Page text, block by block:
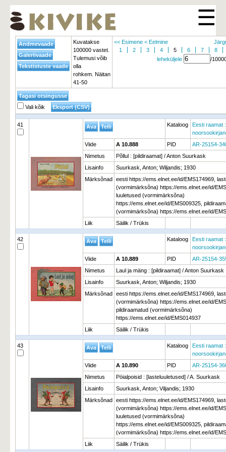
☰
Kuvatakse
100000 vastet.
Tulemusi võib
olla
rohkem. Näitan
41-50
<< Esimene < Eelmine
1
2 3 4 5 6 7
8
leheküljele
/
Vali kõik
41 Kataloog
Eesti raamat
Viide
A 10.888 PID
AR-25154-
Nimetus
Põllul : [pildiraamat] / Anton Suurkask
Lisainfo
Suurkask, Anton; Wiljandis; 1930
Märksõnad eesti https://ems.elnet.ee/id/EMS174969,
(vormimärksõna) https://ems.elnet.ee/id/
luuletused (vormimärksõna)
https://ems.elnet.ee/id/EMS009325,
(vormimärksõna) https://ems.elnet.ee/id/
Liik
Säilik / Trükis
42 Kataloog
Eesti raamat
Viide
A 10.889 PID
AR-25154-
Nimetus
Laul ja mäng : [pildiraamat] / Anton Suurkask
Lisainfo
Suurkask, Anton; Wiljandis; 1930
Märksõnad eesti https://ems.elnet.ee/id/EMS174969,
(vormimärksõna) https://ems.elnet.ee/id/
pildiraamatud (vormimärksõna)
https://ems.elnet.ee/id/EMS014937
Liik
Säilik / Trükis
43 Kataloog
Eesti raamat
Viide
A 10.890 PID
AR-25154-
Nimetus
Pöialpoisid : [lasteluuletused] / A. Suurkask
Lisainfo
Suurkask, Anton; Viljandis; 1930
Märksõnad eesti https://ems.elnet.ee/id/EMS174969,
(vormimärksõna) https://ems.elnet.ee/id/
luuletused (vormimärksõna)
https://ems.elnet.ee/id/EMS009325,
(vormimärksõna) https://ems.elnet.ee/id/
Liik
Säilik / Trükis